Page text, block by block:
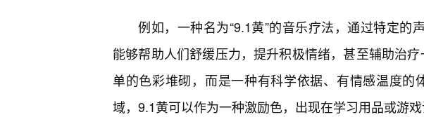
例如，一种名为“9.1黄”的音乐疗法，通过特定的
能够帮助人们舒缓压力，提升积极情绪，甚至辅助治
单的色彩堆砌，而是一种有科学依据、有情感温度的
域，9.1黄可以作为一种激励色，出现在学习用品或游